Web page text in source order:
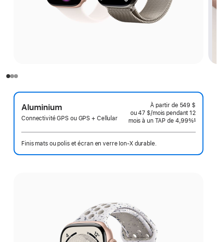
Aluminium
Connectivité GPS ou GPS + Cellular
À partir de 549 $
ou 47 $/mois par
mois
pendant 12
mois mois
à un TAP de 4,99%§
Finis mats ou polis et écran en verre Ion-X durable.